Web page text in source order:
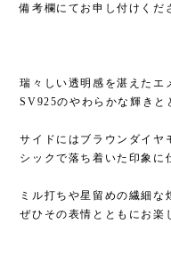
備考欄にてお申し付けくだ
瑞々しい透明感を湛えたエ
SV925のやわらかな輝きと
サイドにはブラウンダイヤ
シックで落ち着いた印象に
ミル打ちや星留めの繊細な
ぜひその表情とともにお楽